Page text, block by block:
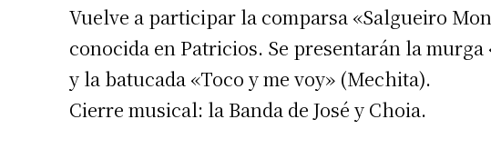
Vuelve a participar la comparsa «Salgueiro
conocida en Patricios. Se presentarán la murga
y la batucada «Toco y me voy» (Mechita).
Cierre musical: la Banda de José y Choia.